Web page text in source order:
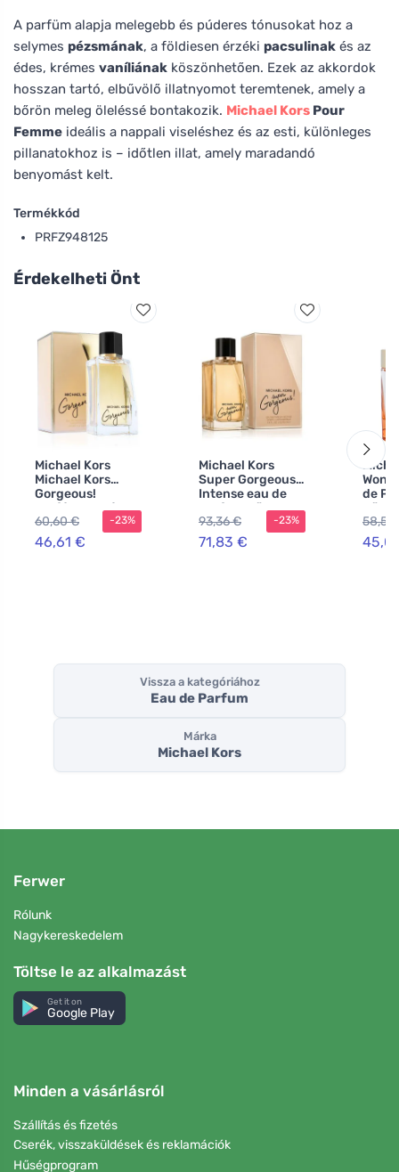
A parfüm alapja melegebb és púderes tónusokat hoz a
selymes pézsmának, a földiesen érzéki pacsulinak és az
édes, krémes vaníliának köszönhetően. Ezek az akkordok
hosszan tartó, elbűvölő illatnyomot teremtenek, amely a
bőrön meleg öleléssé bontakozik. Michael Kors Pour
Femme ideális a nappali viseléshez és az esti, különleges
pillanatokhoz is – időtlen illat, amely maradandó
benyomást kelt.
Termékkód
PRFZ948125
Érdekelheti Önt
Michael Kors
Michael Kors
Gorgeous!
parfémovaná
voda pro ženy
60,60 €
46,61 €
-23%
Michael Kors
Super Gorgeous!
Intense eau de
parfum nőknek
93,36 €
71,83 €
-23%
de
58,56
Vissza a kategóriához
Eau de Parfum
Márka
Michael Kors
Ferwer
Rólunk
Nagykereskedelem
Töltse le az alkalmazást
Get it on
Google Play
Minden a vásárlásról
Szállítás és fizetés
Cserék, visszaküldések és reklamációk
Hűségprogram